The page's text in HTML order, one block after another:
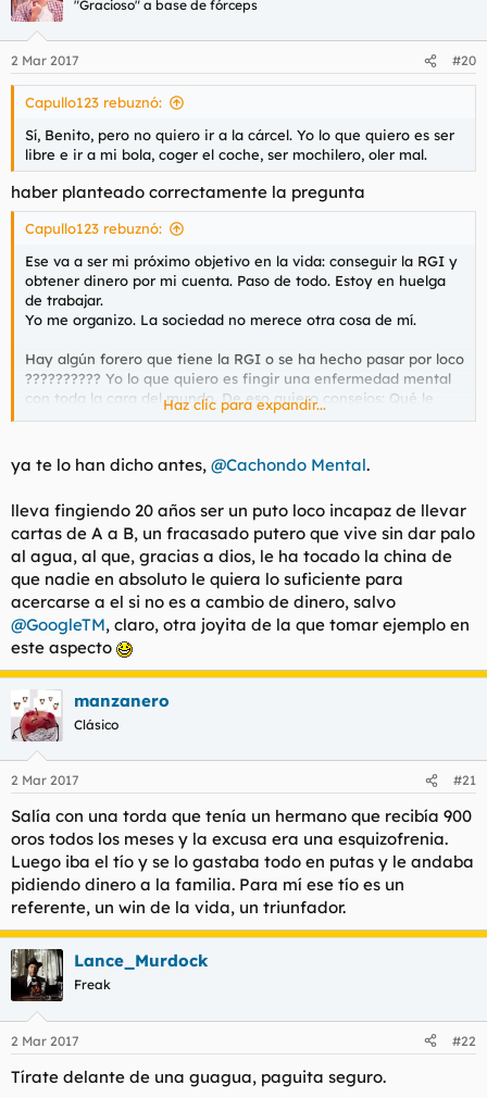
"Gracioso" a base de fórceps
2 Mar 2017 #20
Capullo123 rebuznó:
Sí, Benito, pero no quiero ir a la cárcel. Yo lo que quiero es ser
libre e ir a mi bola, coger el coche, ser mochilero, oler mal.
haber planteado correctamente la pregunta
Capullo123 rebuznó:
Ese va a ser mi próximo objetivo en la vida: conseguir la RGI y
obtener dinero por mi cuenta. Paso de todo. Estoy en huelga
de trabajar.
Yo me organizo. La sociedad no merece otra cosa de mí.
Hay algún forero que tiene la RGI o se ha hecho pasar por loco
?????????? Yo lo que quiero es fingir una enfermedad mental
con toda la cara del mundo. De eso quiero consejos: Qué le
digo al médico de cabecera, cómo se lo digo, a quien me
Es por una buena causa.
Haz clic para expandir...
ya te lo han dicho antes, @Cachondo Mental.
lleva fingiendo 20 años ser un puto loco incapaz de llevar
cartas de A a B, un fracasado putero que vive sin dar palo
al agua, al que, gracias a dios, le ha tocado la china de
que nadie en absoluto le quiera lo suficiente para
acercarse a el si no es a cambio de dinero, salvo
@GoogleTM, claro, otra joyita de la que tomar ejemplo en
este aspecto
manzanero
Clásico
2 Mar 2017 #21
Salía con una torda que tenía un hermano que recibía 900
oros todos los meses y la excusa era una esquizofrenia.
Luego iba el tío y se lo gastaba todo en putas y le andaba
pidiendo dinero a la familia. Para mí ese tío es un
referente, un win de la vida, un triunfador.
Lance_Murdock
Freak
2 Mar 2017 #22
Tírate delante de una guagua, paguita seguro.